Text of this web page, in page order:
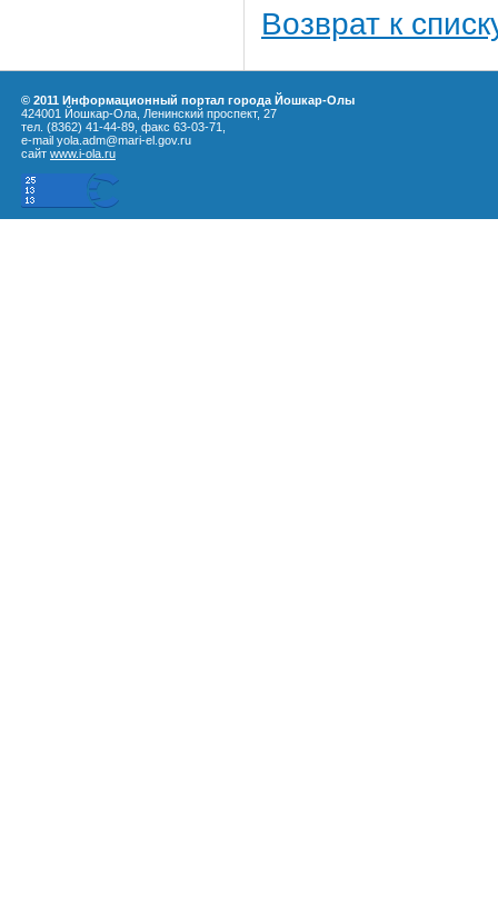
Возврат к
© 2011 Информационный портал города Йошкар-Олы
424001 Йошкар-Ола, Ленинский проспект, 27
тел. (8362) 41-44-89, факс 63-03-71,
e-mail yola.adm@mari-el.gov.ru
сайт www.i-ola.ru